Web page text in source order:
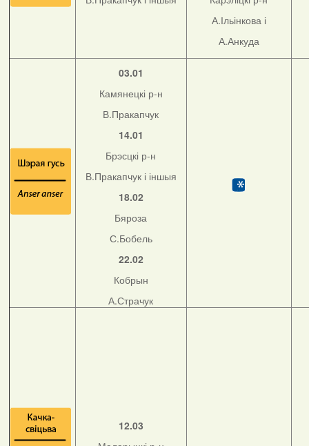
А.Ільінкова і
А.Анкуда
03.01
Камянецкі р-н
В.Пракапчук
14.01
Брэсцкі р-н
В.Пракапчук і іншыя
18.02
Бяроза
С.Бобель
22.02
Кобрын
А.Страчук
12.03